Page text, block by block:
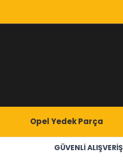
Opel Yedek Parça
GÜVENLİ ALIŞVERİŞ